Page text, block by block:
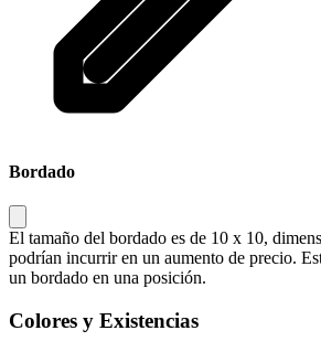
Bordado
El tamaño del bordado es de 10 x 10,
podrían incurrir en un aumento de precio.
un bordado en una posición.
Colores y Existencias